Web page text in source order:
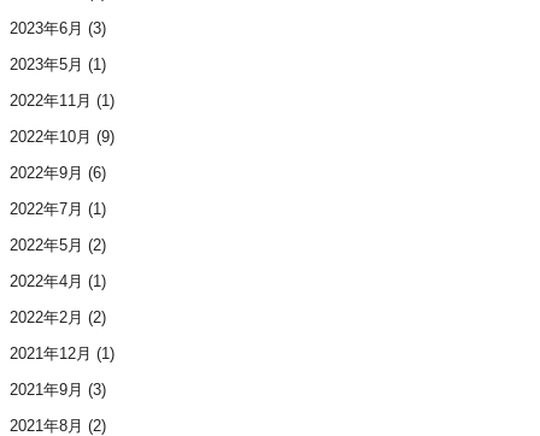
2023年6月 (3)
2023年5月 (1)
2022年11月 (1)
2022年10月 (9)
2022年9月 (6)
2022年7月 (1)
2022年5月 (2)
2022年4月 (1)
2022年2月 (2)
2021年12月 (1)
2021年9月 (3)
2021年8月 (2)